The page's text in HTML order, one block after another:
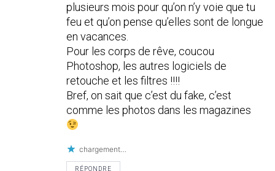
plusieurs mois pour qu’on n’y voie que tu
feu et qu’on pense qu’elles sont de longue
en vacances.
Pour les corps de rêve, coucou
Photoshop, les autres logiciels de
retouche et les filtres !!!!
Bref, on sait que c’est du fake, c’est
comme les photos dans les magazines
chargement…
RÉPONDRE